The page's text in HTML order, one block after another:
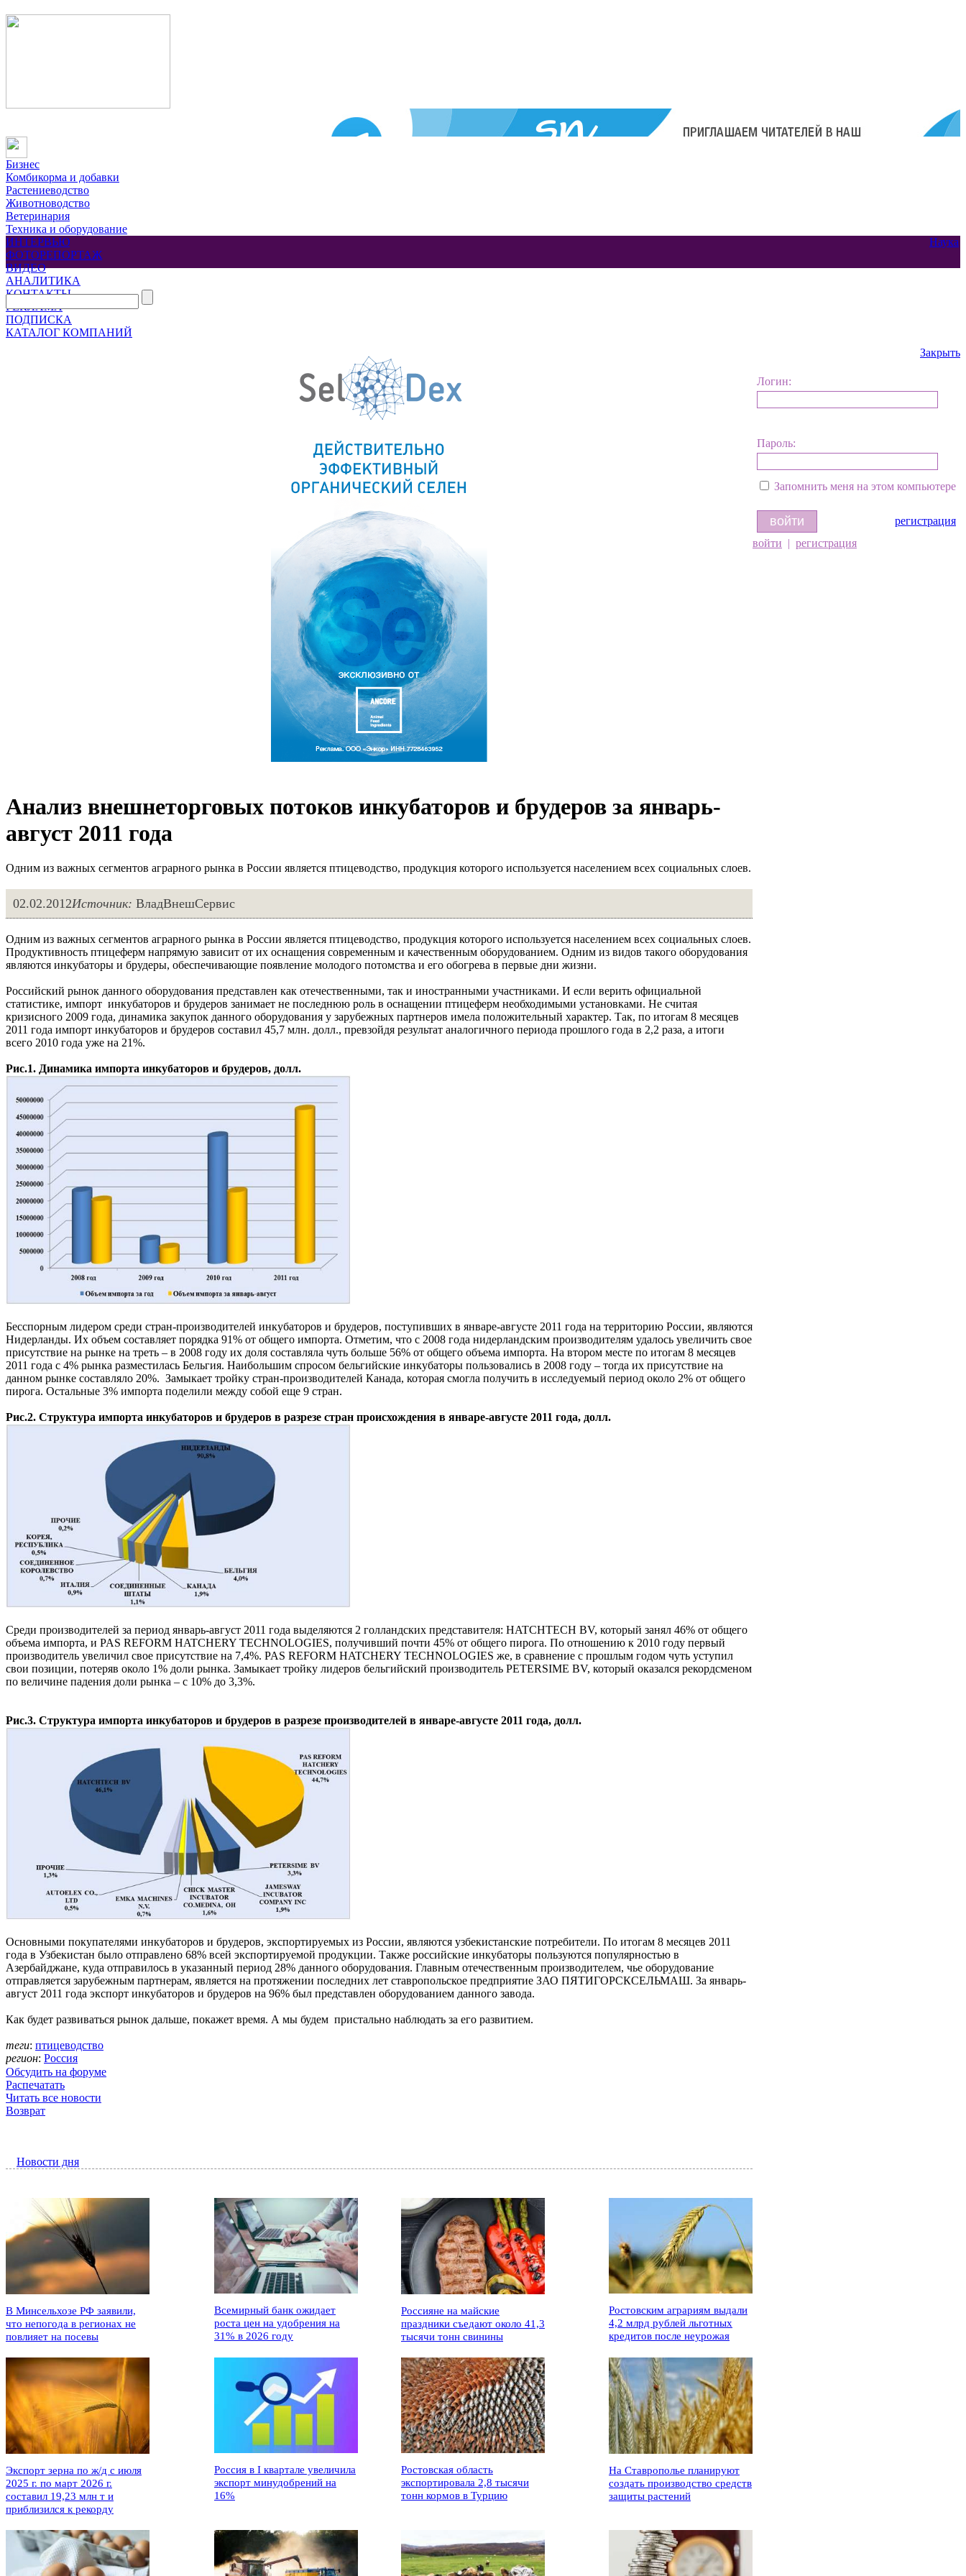
Бизнес
Комбикорма и добавки
Растениеводство
Животноводство
Ветеринария
Техника и оборудование
Наука
ИНТЕРВЬЮ
ФОТОРЕПОРТАЖ
ВИДЕО
АНАЛИТИКА
КОНТАКТЫ
РЕКЛАМА
ПОДПИСКА
КАТАЛОГ КОМПАНИЙ
Закрыть
Логин:
Пароль:
Запомнить меня на этом компьютере
регистрация
войти | регистрация
Анализ внешнеторговых потоков инкубаторов и брудеров за январь-
август 2011 года
Одним из важных сегментов аграрного рынка в России является птицеводство, продукция которого используется населением всех социальных слоев.
02.02.2012Источник: ВладВнешСервис
Одним из важных сегментов аграрного рынка в России является птицеводство, продукция которого используется населением всех социальных слоев.
Продуктивность птицеферм напрямую зависит от их оснащения современным и качественным оборудованием. Одним из видов такого оборудования
являются инкубаторы и брудеры, обеспечивающие появление молодого потомства и его обогрева в первые дни жизни.
Российский рынок данного оборудования представлен как отечественными, так и иностранными участниками. И если верить официальной
статистике, импорт инкубаторов и брудеров занимает не последнюю роль в оснащении птицеферм необходимыми установками. Не считая
кризисного 2009 года, динамика закупок данного оборудования у зарубежных партнеров имела положительный характер. Так, по итогам 8 месяцев
2011 года импорт инкубаторов и брудеров составил 45,7 млн. долл., превзойдя результат аналогичного периода прошлого года в 2,2 раза, а итоги
всего 2010 года уже на 21%.
Рис.1. Динамика импорта инкубаторов и брудеров, долл.
Бесспорным лидером среди стран-производителей инкубаторов и брудеров, поступивших в январе-августе 2011 года на территорию России, являются
Нидерланды. Их объем составляет порядка 91% от общего импорта. Отметим, что с 2008 года нидерландским производителям удалось увеличить свое
присутствие на рынке на треть – в 2008 году их доля составляла чуть больше 56% от общего объема импорта. На втором месте по итогам 8 месяцев
2011 года с 4% рынка разместилась Бельгия. Наибольшим спросом бельгийские инкубаторы пользовались в 2008 году – тогда их присутствие на
данном рынке составляло 20%. Замыкает тройку стран-производителей Канада, которая смогла получить в исследуемый период около 2% от общего
пирога. Остальные 3% импорта поделили между собой еще 9 стран.
Рис.2. Структура импорта инкубаторов и брудеров в разрезе стран происхождения в январе-августе 2011 года, долл.
Среди производителей за период январь-август 2011 года выделяются 2 голландских представителя: HATCHTECH BV, который занял 46% от общего
объема импорта, и PAS REFORM HATCHERY TECHNOLOGIES, получивший почти 45% от общего пирога. По отношению к 2010 году первый
производитель увеличил свое присутствие на 7,4%. PAS REFORM HATCHERY TECHNOLOGIES же, в сравнение с прошлым годом чуть уступил
свои позиции, потеряв около 1% доли рынка. Замыкает тройку лидеров бельгийский производитель PETERSIME BV, который оказался рекордсменом
по величине падения доли рынка – с 10% до 3,3%.
Рис.3. Структура импорта инкубаторов и брудеров в разрезе производителей в январе-августе 2011 года, долл.
Основными покупателями инкубаторов и брудеров, экспортируемых из России, являются узбекистанские потребители. По итогам 8 месяцев 2011
года в Узбекистан было отправлено 68% всей экспортируемой продукции. Также российские инкубаторы пользуются популярностью в
Азербайджане, куда отправилось в указанный период 28% данного оборудования. Главным отечественным производителем, чье оборудование
отправляется зарубежным партнерам, является на протяжении последних лет ставропольское предприятие ЗАО ПЯТИГОРСКСЕЛЬМАШ. За январь-
август 2011 года экспорт инкубаторов и брудеров на 96% был представлен оборудованием данного завода.
Как будет развиваться рынок дальше, покажет время. А мы будем пристально наблюдать за его развитием.
теги: птицеводство
регион: Россия
Обсудить на форуме
Распечатать
Читать все новости
Возврат
Новости дня
В Минсельхозе РФ заявили,
что непогода в регионах не
повлияет на посевы
Всемирный банк ожидает
роста цен на удобрения на
31% в 2026 году
Россияне на майские
праздники съедают около 41,3
тысячи тонн свинины
Ростовским аграриям выдали
4,2 млрд рублей льготных
кредитов после неурожая
Экспорт зерна по ж/д с июля
2025 г. по март 2026 г.
составил 19,23 млн т и
приблизился к рекорду
Россия в I квартале увеличила
экспорт минудобрений на
16%
Ростовская область
экспортировала 2,8 тысячи
тонн кормов в Турцию
На Ставрополье планируют
создать производство средств
защиты растений